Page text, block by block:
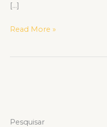
[…]
Read More »
Pesquisar